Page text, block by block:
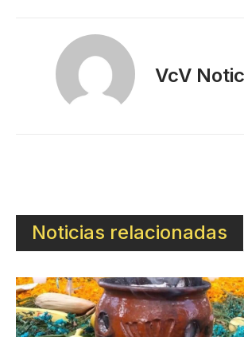
VcV
Noticias relacionadas